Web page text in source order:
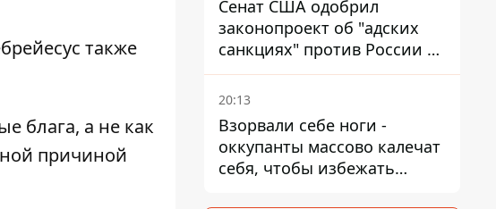
также
блага, а не как
причиной
Сенат США одобрил
законопроект об "адских
санкциях" против России и
Ирана
20:13
Взорвали себе ноги -
оккупанты массово калечат
себя, чтобы избежать